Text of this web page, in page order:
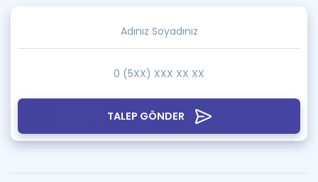
TALEP GÖNDER